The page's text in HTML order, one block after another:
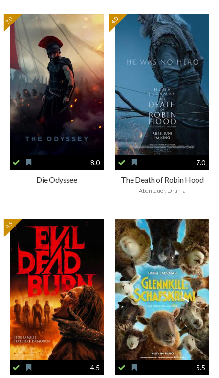
7.0
8.0
Die Odyssee
4.0
7.0
The Death of Robin Hood
Abenteuer, Drama
4.5
4.5 5.5